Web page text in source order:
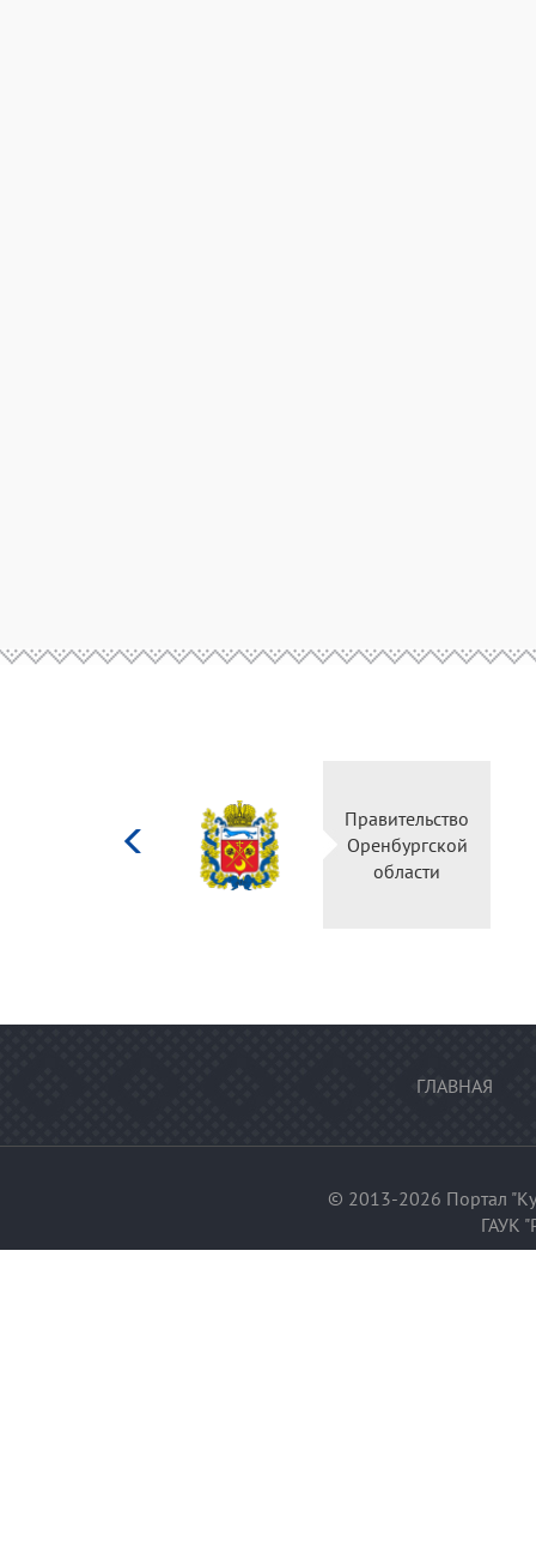
культуры
Российской
Правительство
Оренбургской
области
ГЛАВНАЯ
© 2013-2026 Портал
ГАУК